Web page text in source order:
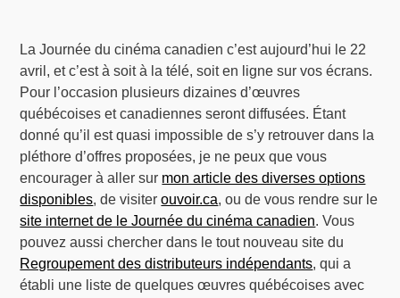
La Journée du cinéma canadien c’est aujourd’hui le 22
avril, et c’est à soit à la télé, soit en ligne sur vos écrans.
Pour l’occasion plusieurs dizaines d’œuvres
québécoises et canadiennes seront diffusées. Étant
donné qu’il est quasi impossible de s’y retrouver dans la
pléthore d’offres proposées, je ne peux que vous
encourager à aller sur mon article des diverses options
disponibles, de visiterouvoir.ca, ou de vous rendre sur le
site internet de le Journée du cinéma canadien. Vous
pouvez aussi chercher dans le tout nouveau site du
Regroupement des distributeurs indépendants, qui a
établi une liste de quelques œuvres québécoises avec